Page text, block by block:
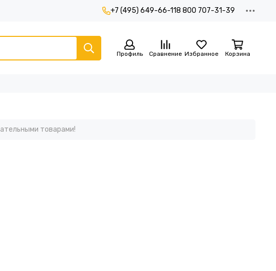
+7 (495) 649-66-118 800 707-31-39
Профиль Сравнение Избранное Корзина
товарами!